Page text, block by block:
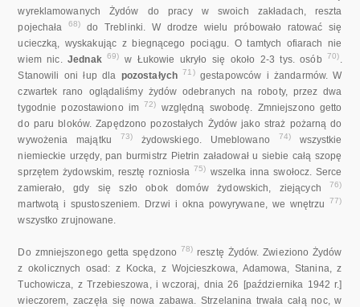
wyreklamowanych Żydów do pracy w swoich zakładach, reszta
pojechała68)
do Treblinki. W drodze wielu próbowało ratować się
ucieczką, wyskakując z biegnącego pociągu. O tamtych ofiarach nie
wiem nic.Jednak 69) w Łukowie ukryło się około 2-3 tys. osób 70).
Stanowili oni łup dla pozostałych 71)gestapowców i żandarmów. W
czwartek rano oglądaliśmy żydów odebranych na roboty, przez dwa
tygodnie pozostawiono im 72)
względną swobodę. Zmniejszono getto
do paru bloków. Zapędzono pozostałych Żydów jako straż pożarną do
wywożenia majątku
73)żydowskiego. Umeblowano 74)wszystkie
niemieckie urzędy, pan burmistrz Pietrin załadował u siebie całą szopę
sprzętem żydowskim, resztę rozniosła 75) wszelka inna swołocz. Serce
zamierało, gdy się szło obok domów żydowskich, ziejących
76)
martwotą i spustoszeniem. Drzwi i okna powyrywane, we wnętrzu 77)
wszystko zrujnowane.
Do zmniejszonego getta spędzono 78) resztę Żydów. Zwieziono Żydów
z okolicznych osad: z Kocka, z Wojcieszkowa, Adamowa, Stanina, z
Tuchowicza, z Trzebieszowa, i wczoraj, dnia 26 [października 1942 r.]
wieczorem, zaczęła się nowa zabawa. Strzelanina trwała całą noc, w